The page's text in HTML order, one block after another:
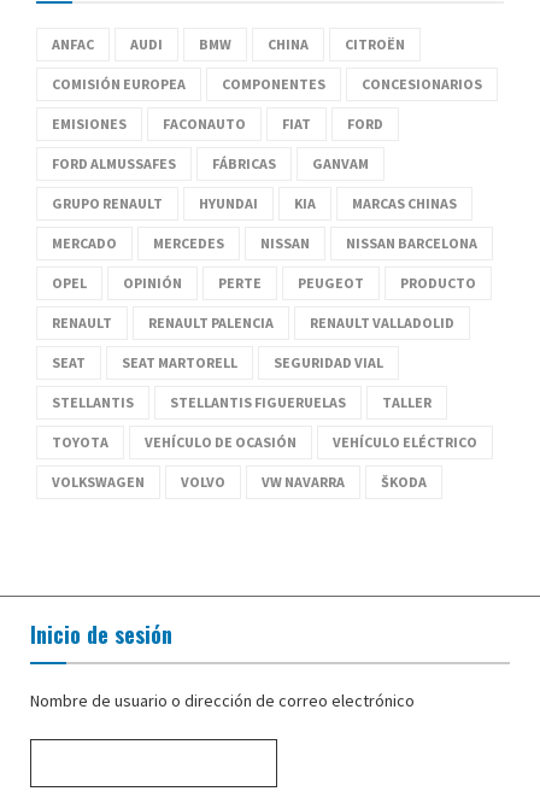
ANFAC AUDI BMW CHINA CITROËN
COMISIÓN EUROPEA COMPONENTES CONCESIONARIOS
EMISIONES FACONAUTO FIAT FORD
FORD ALMUSSAFES FÁBRICAS GANVAM
GRUPO RENAULT HYUNDAI KIA MARCAS CHINAS
MERCADO MERCEDES NISSAN NISSAN BARCELONA
OPEL OPINIÓN PERTE PEUGEOT PRODUCTO
RENAULT RENAULT PALENCIA RENAULT VALLADOLID
SEAT SEAT MARTORELL SEGURIDAD VIAL
STELLANTIS STELLANTIS FIGUERUELAS TALLER
TOYOTA VEHÍCULO DE OCASIÓN VEHÍCULO ELÉCTRICO
VOLKSWAGEN VOLVO VW NAVARRA ŠKODA
Inicio de sesión
Nombre de usuario o dirección de correo electrónico